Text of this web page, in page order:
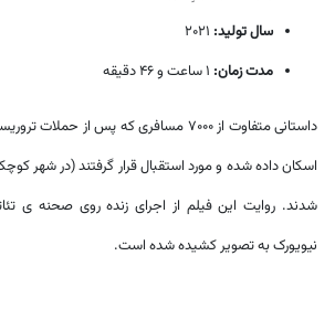
سال تولید:
مدت زمان:
اسکان داده شده و مورد استقبال قرار گرفتند (در شهر
شدند. روایت این فیلم از اجرای زنده روی صحنه ی
نیویورک به تصویر کشیده شده است.